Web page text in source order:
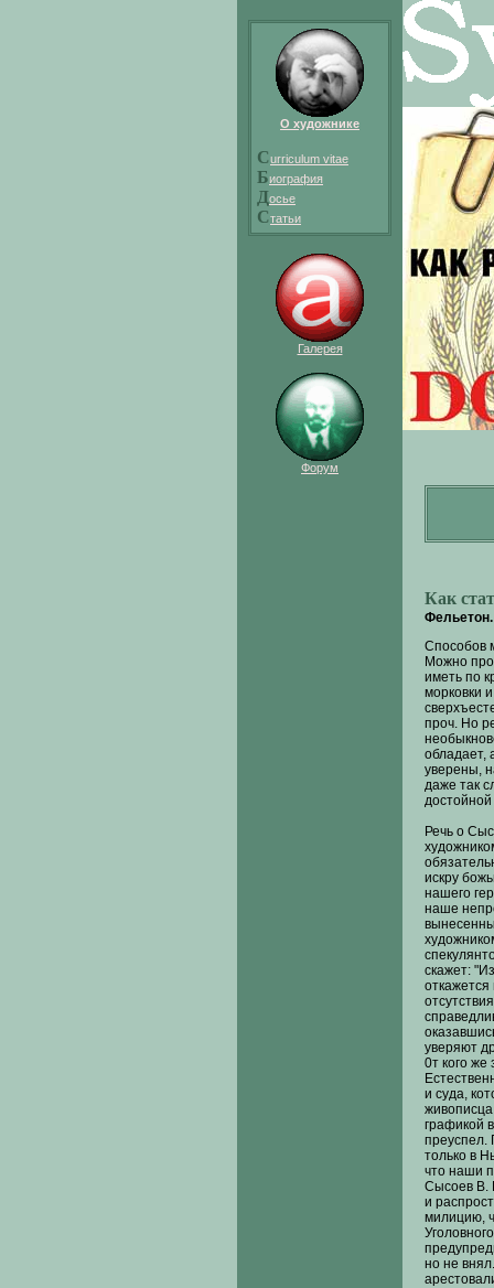
О художнике
Curriculum vitae
Биография
Досье
Статьи
Галерея
Форум
Как
Фельетон.
Способов
Можно
иметь по
морковки
проч. Но
обладает,
уверены,
даже так
достойной
Речь о
искру
нашего
наше
скажет:
уверяют
0т кого
и суда,
графикой
преуспел.
только в
что наши
Сысоев В.
и
милицию,
но не